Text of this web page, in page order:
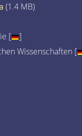
(1.4 MB)
[
]
Wissenschaften [